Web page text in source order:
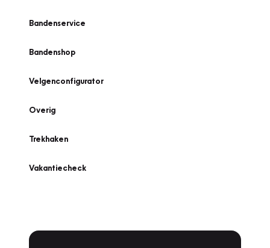
Bandenservice
Bandenshop
Velgenconfigurator
Overig
Trekhaken
Vakantiecheck